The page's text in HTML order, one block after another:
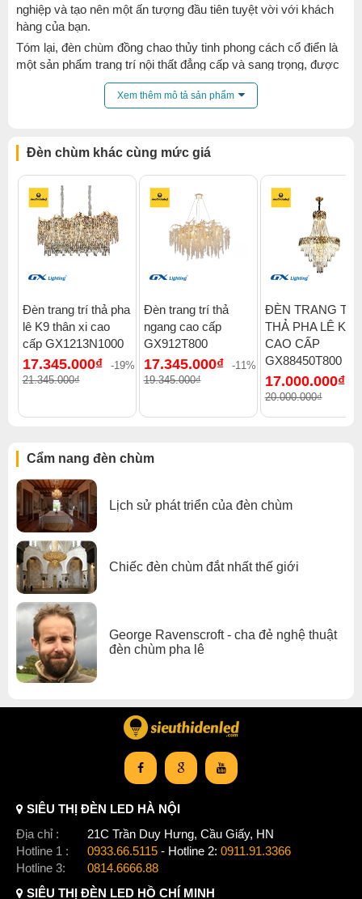
nghiệp và tạo nên một ấn tượng đầu tiên tuyệt vời với khách
hàng của bạn.
Tóm lại, đèn chùm đồng chao thủy tinh phong cách cổ điển là
một sản phẩm trang trí nội thất đẳng cấp và sang trọng, được
sử dụng rộng rãi trong các không gian nội thất và công cộng
để tạo ra sự quý phái và độc đáo cho không gian sống và làm
Xem thêm mô tả sản phẩm
Đèn chùm khác cùng mức giá
Đèn trang trí thả pha
lê K9 thân xi cao
cấp GX1213N1000
17.345.000₫
-19%
21.345.000₫
Đèn trang trí thả
ngang cao cấp
GX912T800
17.345.000₫
-11%
19.345.000₫
ĐÈN TRANG TRÍ
THẢ PHA LÊ K9
CAO CẤP
GX88450T800
17.000.000₫
20.000.000₫
Cẩm nang đèn chùm
Lịch sử phát triển của đèn chùm
Chiếc đèn chùm đắt nhất thế giới
George Ravenscroft - cha đẻ nghệ thuật
đèn chùm pha lê
SIÊU THỊ ĐÈN LED HÀ NỘI
Địa chỉ :
21C Trần Duy Hưng, Cầu Giấy, HN
Hotline 1 :
0933.66.5115 - Hotline 2: 0911.91.3366
Hotline 3:
0814.6666.88
SIÊU THỊ ĐÈN LED HỒ CHÍ MINH